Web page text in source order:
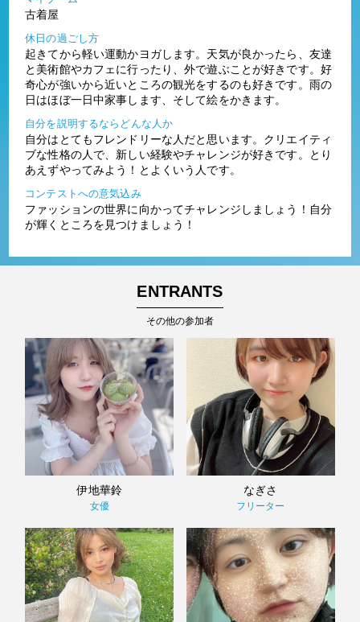
古着屋
休日の過ごし方
起きてから軽い運動かヨガします。天気が良かったら、友達
と美術館やカフェに行ったり、外で遊ぶことが好きです。好
奇心が強いから近いところの観光をするのも好きです。雨の
日はほぼ一日中家事します、そして絵をかきます。
自分を説明するならどんな人か
自分はとてもフレンドリーな人だと思います。クリエイティ
ブな性格の人で、新しい経験やチャレンジが好きです。とり
あえずやってみよう！とよくいう人です。
コンテストへの意気込み
ファッションの世界に向かってチャレンジしましょう！自分
が輝くところを見つけましょう！
ENTRANTS
その他の参加者
伊地華鈴
女優
なぎさ
フリーター